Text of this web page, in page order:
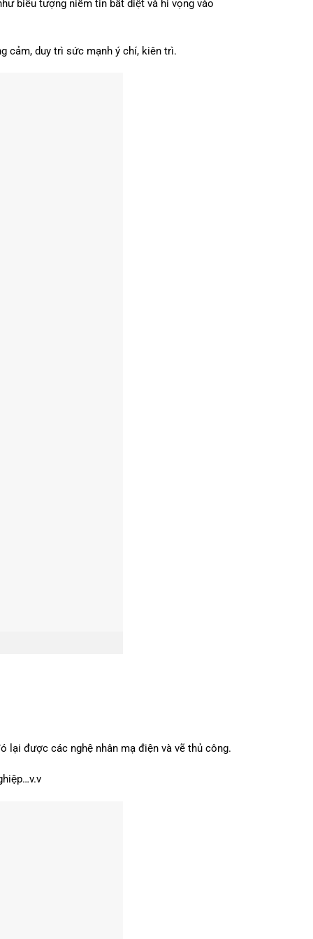
biểu tượng niềm tin bất diệt và hi vọng vào
cảm, duy trì sức mạnh ý chí, kiên trì.
lại được các nghệ nhân mạ điện và vẽ thủ công.